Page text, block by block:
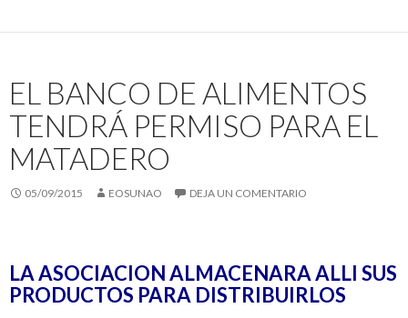
EL BANCO DE ALIMENTOS
TENDRÁ PERMISO PARA EL
MATADERO
05/09/2015 EOSUNAO DEJA UN COMENTARIO
LA ASOCIACION ALMACENARA ALLI SUS
PRODUCTOS PARA DISTRIBUIRLOS